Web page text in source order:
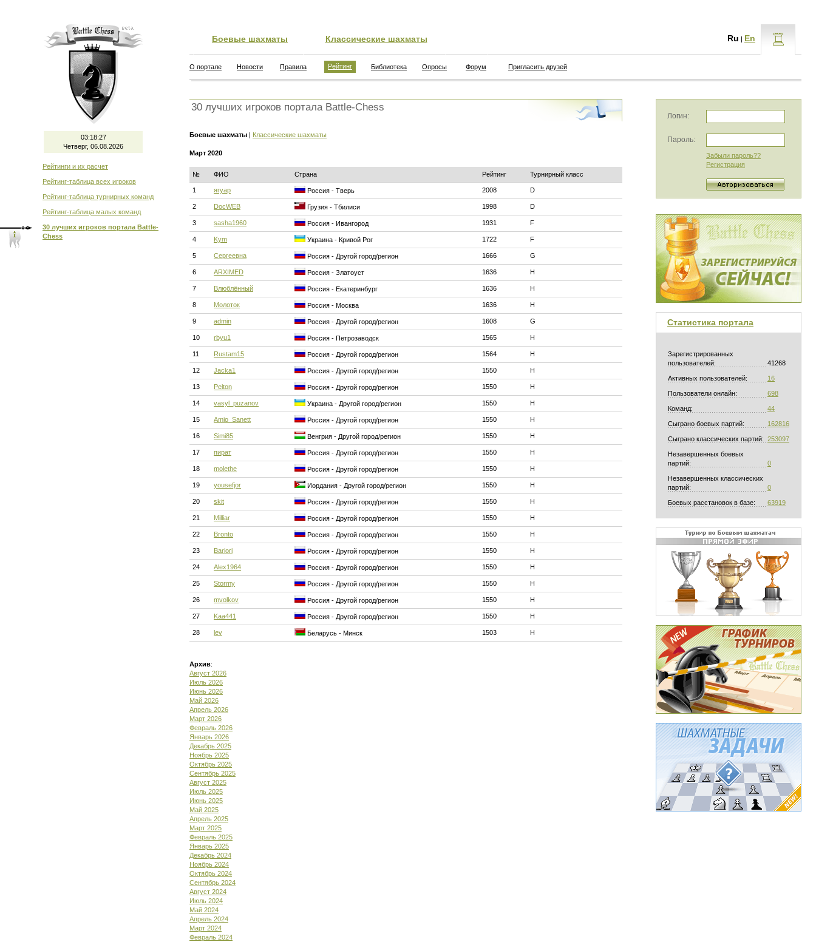
03:18:28
Четверг, 06.08.2026
Рейтинги и их расчет
Рейтинг-таблица всех игроков
Рейтинг-таблица турнирных команд
Рейтинг-таблица малых команд
30 лучших игроков портала Battle-
Chess
Боевые шахматы Классические шахматы Ru | En
О портале Новости Правила Рейтинг Библиотека Опросы Форум Пригласить друзей
30 лучших игроков портала Battle-Chess
Боевые шахматы | Классические шахматы
Март 2020
№ ФИО Страна Рейтинг Турнирный класс
1 ягуар Россия - Тверь 2008 D
2 DocWEB Грузия - Тбилиси 1998 D
3 sasha1960 Россия - Ивангород 1931 F
4 Kym Украина - Кривой Рог 1722 F
5 Сергеевна Россия - Другой город/регион 1666 G
6 ARXIMED Россия - Златоуст 1636 H
7 Влюблённый Россия - Екатеринбург 1636 H
8 Молоток Россия - Москва 1636 H
9 admin Россия - Другой город/регион 1608 G
10 rbyu1 Россия - Петрозаводск 1565 H
11 Rustam15 Россия - Другой город/регион 1564 H
12 Jacka1 Россия - Другой город/регион 1550 H
13 Pelton Россия - Другой город/регион 1550 H
14 vasyl_puzanov Украина - Другой город/регион 1550 H
15 Amio_Sanett Россия - Другой город/регион 1550 H
16 Simi85 Венгрия - Другой город/регион 1550 H
17 пират Россия - Другой город/регион 1550 H
18 molethe Россия - Другой город/регион 1550 H
19 yousefjor Иордания - Другой город/регион 1550 H
20 skit Россия - Другой город/регион 1550 H
21 Milliar Россия - Другой город/регион 1550 H
22 Bronto Россия - Другой город/регион 1550 H
23 Bariori Россия - Другой город/регион 1550 H
24 Alex1964 Россия - Другой город/регион 1550 H
25 Stormy Россия - Другой город/регион 1550 H
26 mvolkov Россия - Другой город/регион 1550 H
27 Kaa441 Россия - Другой город/регион 1550 H
28 lev Беларусь - Минск 1503 H
Архив:
Август 2026
Июль 2026
Июнь 2026
Май 2026
Апрель 2026
Март 2026
Февраль 2026
Январь 2026
Декабрь 2025
Ноябрь 2025
Октябрь 2025
Сентябрь 2025
Август 2025
Июль 2025
Июнь 2025
Май 2025
Апрель 2025
Март 2025
Февраль 2025
Январь 2025
Декабрь 2024
Ноябрь 2024
Октябрь 2024
Сентябрь 2024
Август 2024
Июль 2024
Май 2024
Апрель 2024
Март 2024
Февраль 2024
Логин:
Пароль:
Забыли пароль??
Регистрация
Статистика портала
Зарегистрированных
пользователей:
41268
Активных пользователей: 16
Пользователи онлайн: 698
Команд: 44
Сыграно боевых партий: 162816
Сыграно классических партий: 253097
Незавершенных боевых
партий:
0
Незавершенных классических
партий:
0
Боевых расстановок в базе: 63919